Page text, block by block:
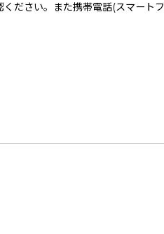
ださい。また携帯電話(スマー